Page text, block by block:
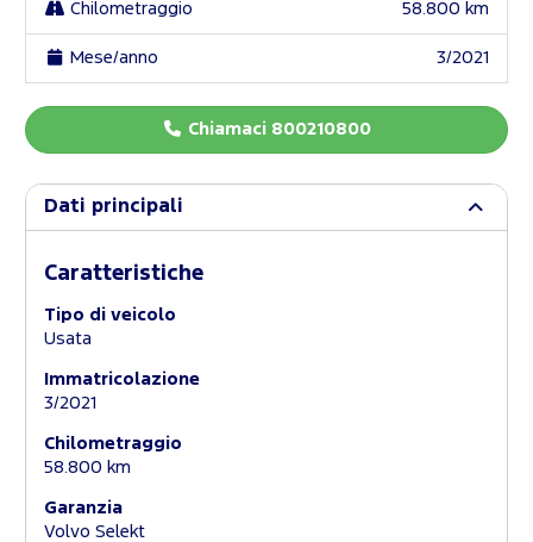
Chilometraggio 58.800 km
Mese/anno 3/2021
Chiamaci 800210800
Dati principali
Caratteristiche
Tipo di veicolo
Usata
Immatricolazione
3/2021
Chilometraggio
58.800 km
Garanzia
Volvo Selekt